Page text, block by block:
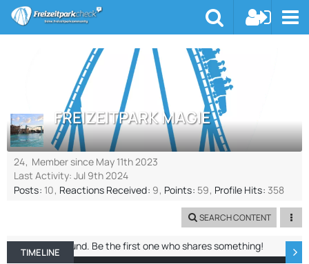
FREIZEITPARK MAGIE
24 Member since May 11th 2023
Last Activity: Jul 9th 2024
Posts 10 Reactions Received 9 Points 59 Profile Hits 358
SEARCH CONTENT
TIMELINE ABOUT ME RECENT ACTIVITY
No entries found. Be the first one who shares something!